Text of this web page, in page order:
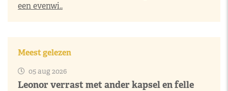
een evenwi..
Meest gelezen
05 aug 2026
Leonor verrast met ander kapsel en felle